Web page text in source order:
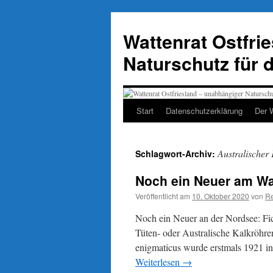
springen
Wattenrat
Naturschutz für
Start Datenschutzerklärung Der
Schlagwort-Archiv:Australischer
Noch ein Neuer am
Veröffentlicht am 10. Oktober 2020 von
Noch ein Neuer an der Nordsee:
Tüten- oder Australische
enigmaticus wurde erstmals 1921
Weiterlesen →